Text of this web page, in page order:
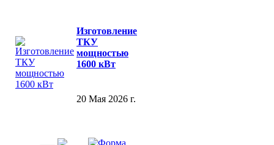
Изготовление
ТКУ
мощностью
1600 кВт
20 Мая 2026 г.